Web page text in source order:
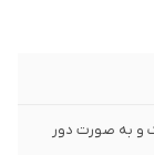
و به صورت دور